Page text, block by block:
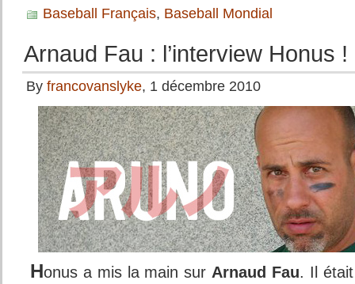
Baseball Français, Baseball Mondial
Arnaud Fau : l’interview Honus !
By francovanslyke, 1 décembre 2010
Honus a mis la main sur Arnaud Fau. Il